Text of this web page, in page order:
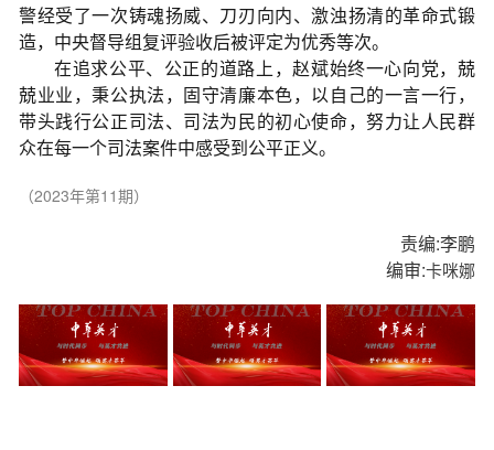
警经受了一次铸魂扬威、刀刃向内、激浊扬清的革命式锻
造，中央督导组复评验收后被评定为优秀等次。
在追求公平、公正的道路上，赵斌始终一心向党，兢
兢业业，秉公执法，固守清廉本色，以自己的一言一行，
带头践行公正司法、司法为民的初心使命，努力让人民群
众在每一个司法案件中感受到公平正义。
（2023年第11期）
责编:李鹏
编审:卡咪娜